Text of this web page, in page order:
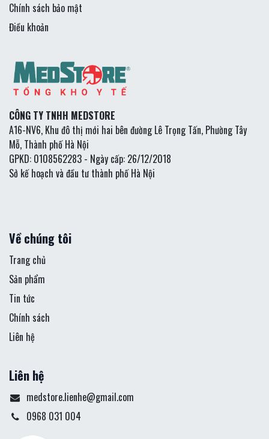
Chính sách bảo mật
Điều khoản
CÔNG TY TNHH MEDSTORE
A16-NV6, Khu đô thị mới hai bên đường Lê Trọng Tấn, Phường Tây
Mỗ, Thành phố Hà Nội
GPKD: 0108562283 - Ngày cấp: 26/12/2018
Sở kế hoạch và đầu tư thành phố Hà Nội
Về chúng tôi
Trang chủ
Sản phẩm
Tin tức
Chính sách
Liên hệ
Liên hệ
medstore.lienhe@gmail.com
0968 031 004